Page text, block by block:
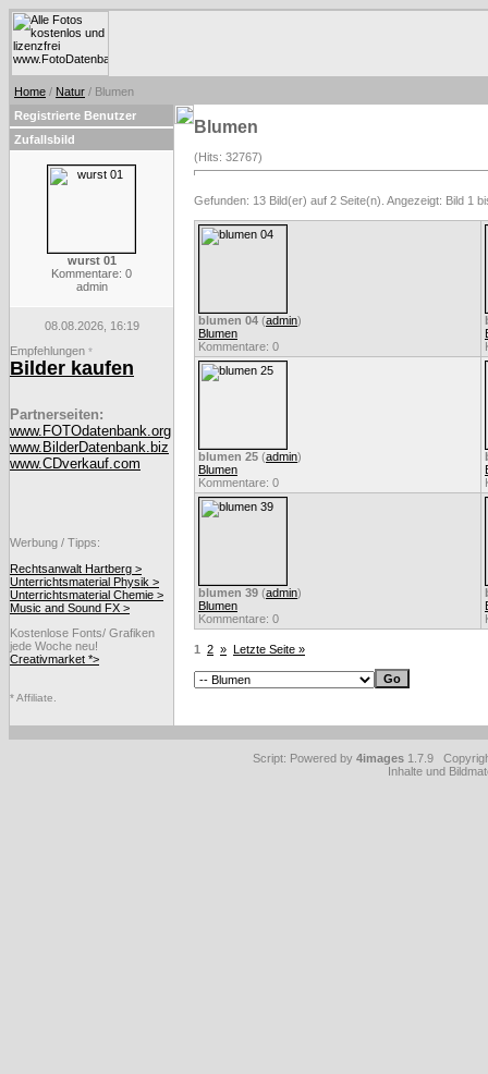
Home / Natur / Blumen
Registrierte Benutzer
Zufallsbild
wurst 01
Kommentare: 0
admin
08.08.2026, 16:19
Empfehlungen *
Bilder kaufen
Partnerseiten:
www.FOTOdatenbank.org
www.BilderDatenbank.biz
www.CDverkauf.com
Werbung / Tipps:
Rechtsanwalt Hartberg >
Unterrichtsmaterial Physik >
Unterrichtsmaterial Chemie >
Music and Sound FX >
Kostenlose Fonts/ Grafiken
jede Woche neu!
Creativmarket *>
* Affiliate.
Blumen
(Hits: 32767)
Gefunden: 13 Bild(er) auf 2 Seite(n). Angezeigt: Bild 1
blumen 04 (admin)
Blumen
Kommentare: 0
blumen 25 (admin)
Blumen
Kommentare: 0
blumen 39 (admin)
Blumen
Kommentare: 0
1 2 » Letzte Seite »
Script: Powered by 4images 1.7.9
Inhalte und